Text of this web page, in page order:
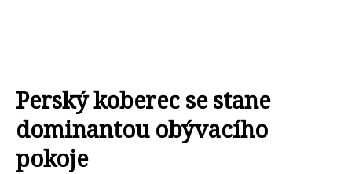
Perský koberec se stane
dominantou obývacího
pokoje